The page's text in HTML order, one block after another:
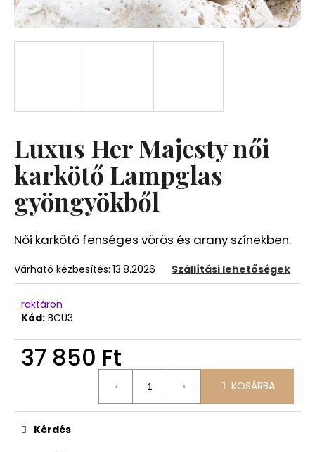
Luxus Her Majesty női
karkötő Lampglas
gyöngyökből
Női karkötő fenséges vörös és arany színekben.
Várható kézbesítés: 13.8.2026 Szállítási lehetőségek
raktáron
Kód: BCU3
37 850 Ft
KOSÁRBA
Kérdés
A